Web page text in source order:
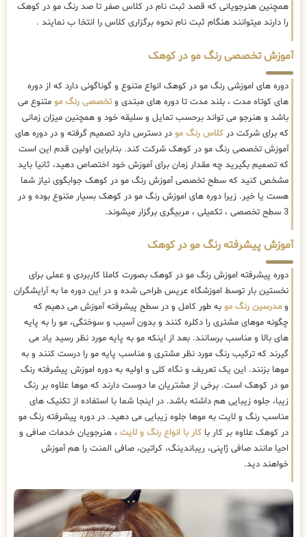
همچنین هنرجویانی که قصد ثبت نام در کلاس صفر تا صد رنگ مو در کوهک
را دارند میتوانند هنگام ثبت نام نحوه برگزاری کلاس را انتخا ب نمایند .
آموزش تخصصی رنگ مو در کوهک
دوره های اموزشی رنگ مو در کوهک انواع متنوع و گوناگونی دارد که از دوره
های کوتاه مدت ، بلند مدت تا دوره های مبتدی وتخصصی رنگ مو متنوع می
باشد و هنرجو می تواند برحسب تمایل و سلیقه خود و همچنین میزان زمانی
که برای شرکت در کلاس رنگ مو در دسترس دارد تصمیم گرفته و در دوره های
آموزش تخصصی رنگ مو در کوهک شرکت کند. بنابراین اولین قدم این است
که تصمیم بگیرید چه مقدار زمان برای آموزش خود اختصاص دهید، ثانیا باید
مشخص کنید که سطح تخصصی آموزش رنگ مو در کوهک جوابگوی نیاز شما
هست یا خیر. زیرا دوره های اموزش رنگ مو در کوهک بسیار متنوع بوده و در
3 سطح تخصصی ، تکمیلی ، مربیگری برگزار میشوند.
آموزش پیشرفته رنگ مو در کوهک
دوره پیشرفته اموزش رنگ مو در کوهک بصورت کاملا کاربردی و عملی برای
نخستین بار توسط اموزشگاه عریس طراحی شده و در این دوره ما به آرایشگران
و مدرسین رنگ مو به طور کامل و در سطح پیشرفته آموزش می دهیم که
چگونه موهای مشتری را دکلره کنند و بدون آسیب و سوختگی، مو را به پایه
های بالا و مناسب برسانند. بعد از اینکه مو به پایه مورد نظر رسید یاد می
گیرند که ترکیب رنگ مورد نظر مشتری و مناسب پایه مو را درست کنند و به
موها بزنند. این یک تعریف و نگاه کلی و اولیه به دوره اموزش پیشرفته رنگ
مو در کوهک است. برخی از مشتریان ما دوست دارند که موها علاوه بر رنگ
زیبا، جلوه زیبایی هم داشته باشد. در اینجا شما با استفاده از تکنیک های
مناسب رنگ و لایت به موها جلوه زیبایی می دهید. در دوره پیشرفته رنگ مو
در کوهک علاوه بر کار با کار با انواع رنگ و لایت ، هنرجویان خدمات صافی و
احیا مانند صافی ژاپنی، ریباندینگ، کراتین، صافی المنت را هم آموزش
خواهند دید.